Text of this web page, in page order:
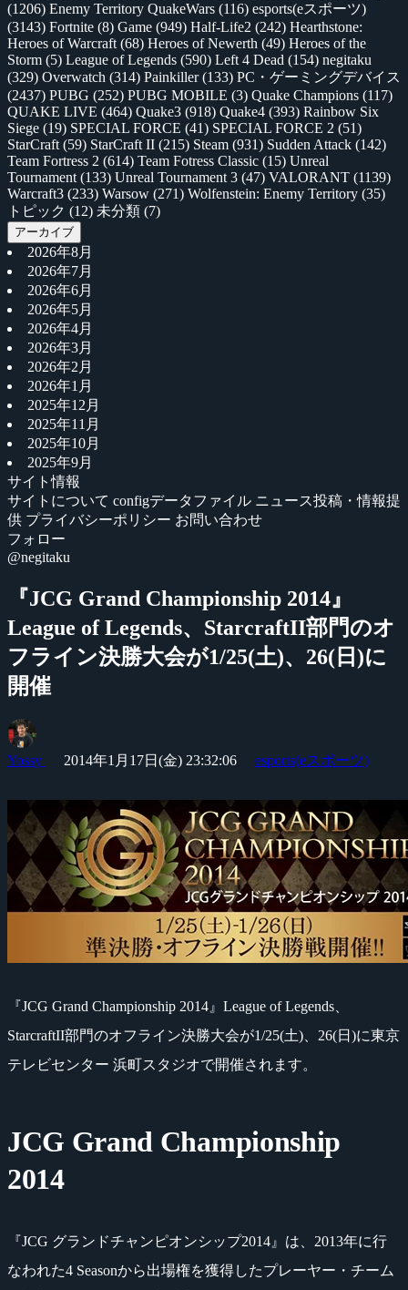
(1206) Enemy Territory QuakeWars (116) esports(eスポーツ)
(3143) Fortnite (8) Game (949) Half-Life2 (242) Hearthstone:
Heroes of Warcraft (68) Heroes of Newerth (49) Heroes of the
Storm (5) League of Legends (590) Left 4 Dead (154) negitaku
(329) Overwatch (314) Painkiller(133) PC・ゲーミングデバイス
(2437) PUBG (252) PUBG MOBILE (3) Quake Champions (117)
QUAKE LIVE (464) Quake3 (918) Quake4 (393) Rainbow Six
Siege (19) SPECIAL FORCE (41) SPECIAL FORCE 2 (51)
StarCraft (59) StarCraft II (215) Steam (931) Sudden Attack (142)
Team Fortress 2 (614) Team Fotress Classic (15) Unreal
Tournament (133) Unreal Tournament 3 (47) VALORANT (1139)
Warcraft3 (233) Warsow (271) Wolfenstein: Enemy Territory (35)
トピック (12) 未分類 (7)
アーカイブ
2026年8月
2026年7月
2026年6月
2026年5月
2026年4月
2026年3月
2026年2月
2026年1月
2025年12月
2025年11月
2025年10月
2025年9月
サイト情報
サイトについて configデータファイル ニュース投稿・情報提
供 プライバシーポリシー お問い合わせ
フォロー
@negitaku
『JCG Grand Championship 2014』
League of Legends、StarcraftII部門のオ
フライン決勝大会が1/25(土)、26(日)に
開催
Yossy 2014年1月17日(金) 23:32:06 esports(eスポーツ)
『JCG Grand Championship 2014』League of Legends、
StarcraftII部門のオフライン決勝大会が1/25(土)、26(日)に東京
テレビセンター 浜町スタジオで開催されます。
JCG Grand Championship
2014
『JCG グランドチャンピオンシップ2014』は、2013年に行
なわれた4 Seasonから出場権を獲得したプレーヤー・チーム